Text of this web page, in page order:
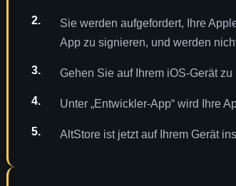
Sie werden aufgefordert, Ihre
App zu signieren, und werden
Gehen Sie auf Ihrem iOS-Gerät zu
Unter „Entwickler-App“ wird Ihre
AltStore ist jetzt auf Ihrem Gerät